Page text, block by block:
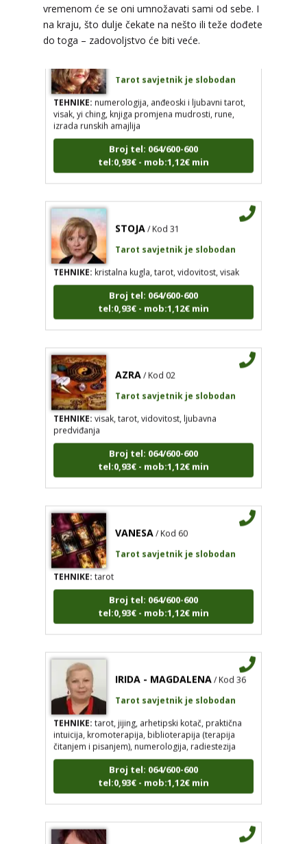
vremenom će se oni umnožavati sami od sebe. I
na kraju, što dulje čekate na nešto ili teže dođete
do toga – zadovoljstvo će biti veće.
VESNA
TEHNIKE:numerologija, anđeoski i ljubavni tarot,
visak, yi ching, knjiga promjena mudrosti, rune,
izrada runskih amajlija
Broj tel: 064/600-600
tel:0,93€ - mob:1,12€ min
TEHNIKE:kristalna kugla, tarot, vidovitost, visak
Broj tel: 064/600-600
tel:0,93€ - mob:1,12€ min
TEHNIKE:visak, tarot, vidovitost, ljubavna
predviđanja
Broj tel: 064/600-600
tel:0,93€ - mob:1,12€ min
TEHNIKE:tarot
Broj tel: 064/600-600
tel:0,93€ - mob:1,12€ min
/ Kod 36
TEHNIKE:tarot, jijing, arhetipski kotač, praktična
intuicija, kromoterapija, biblioterapija (terapija
čitanjem i pisanjem), numerologija, radiestezija
Broj tel: 064/600-600
tel:0,93€ - mob:1,12€ min